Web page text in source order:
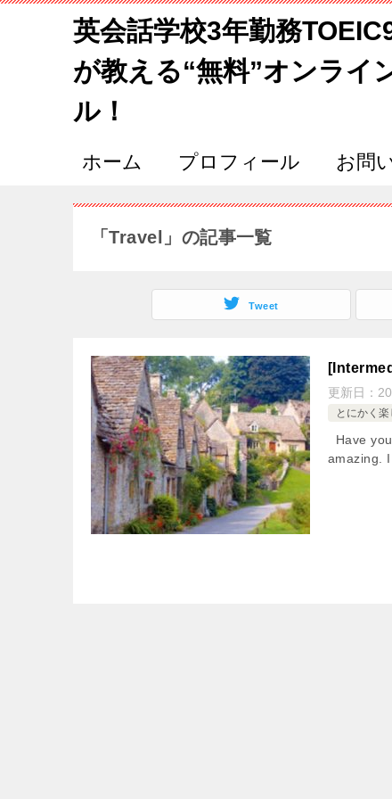
英会話学校3年勤務
が教える“無料”オンライ
ル！
ホーム プロフィール お問
「Travel」の記事一覧
Tweet
更新日：
とにかく
Have
amazing.